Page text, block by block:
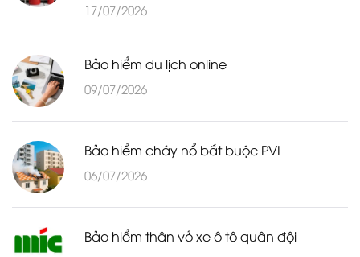
17/07/2026
Bảo hiểm du lịch online
09/07/2026
Bảo hiểm cháy nổ bắt buộc PVI
06/07/2026
Bảo hiểm thân vỏ xe ô tô quân đội